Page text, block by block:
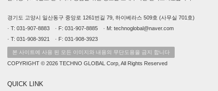
경기도 고양시 일산동구 중앙로 1261번길 79, 하이베라스 509호 (사무실 701호)
· T: 031-907-8883 · F: 031-907-8885 · M: technoglobal@naver.com
· T: 031-908-3921 · F: 031-908-3923
본 사이트에 사용 된 모든 이미지와 내용의 무단도용을 금지 합니다
COPYRIGHT © 2026 TECHNO GLOBAL Corp, All Rights Reserved
QUICK LINK